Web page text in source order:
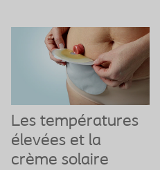
Les températures
élevées et la
crème solaire